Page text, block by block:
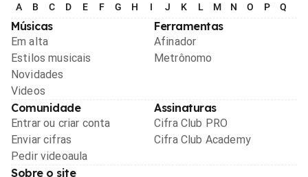
A B C D E F G H I J K L M N O P Q
Músicas
Em alta
Estilos musicais
Novidades
Videos
Ferramentas
Afinador
Metrônomo
Comunidade
Entrar ou criar conta
Enviar cifras
Pedir videoaula
Assinaturas
Cifra Club PRO
Cifra Club Academy
Sobre o site